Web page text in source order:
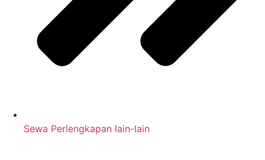
Sewa Perlengkapan lain-lain